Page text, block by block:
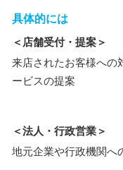
具体的には
＜店舗受付・提案＞
来店されたお客様への
ービスの提案
＜法人・行政営業＞
地元企業や行政機関へ